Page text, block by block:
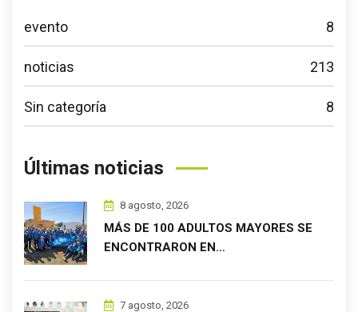
evento 8
noticias 213
Sin categoría 8
Últimas noticias
8 agosto, 2026
MÁS DE 100 ADULTOS MAYORES SE
ENCONTRARON EN…
7 agosto, 2026